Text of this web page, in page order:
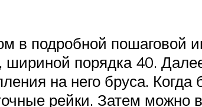
в подробной
шириной порядка 40.
на него бруса.
рейки. Затем можно